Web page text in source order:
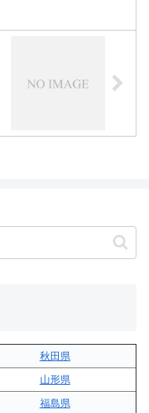
秋田県
山形県
福島県